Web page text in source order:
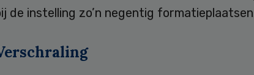
de instelling zo’n negentig